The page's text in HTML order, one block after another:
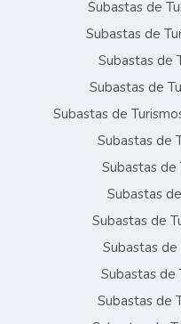
Subastas de
Subastas de
Subastas de
Subastas de
Subastas de
Subastas de
Subastas de
Subastas
Subastas de
Subastas
Subastas de
Subastas de